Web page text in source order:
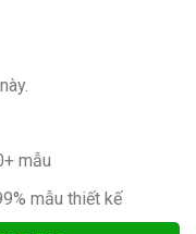
mẫu
mẫu thiết kế